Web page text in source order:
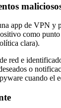
como
clara).
red e
o
cuando el